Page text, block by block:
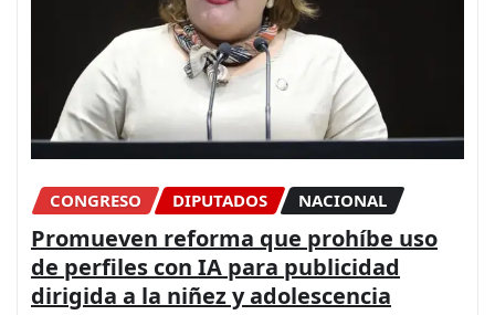
CONGRESO DIPUTADOS NACIONAL
Promueven reforma que prohíbe uso
de perfiles con IA para publicidad
dirigida a la niñez y adolescencia